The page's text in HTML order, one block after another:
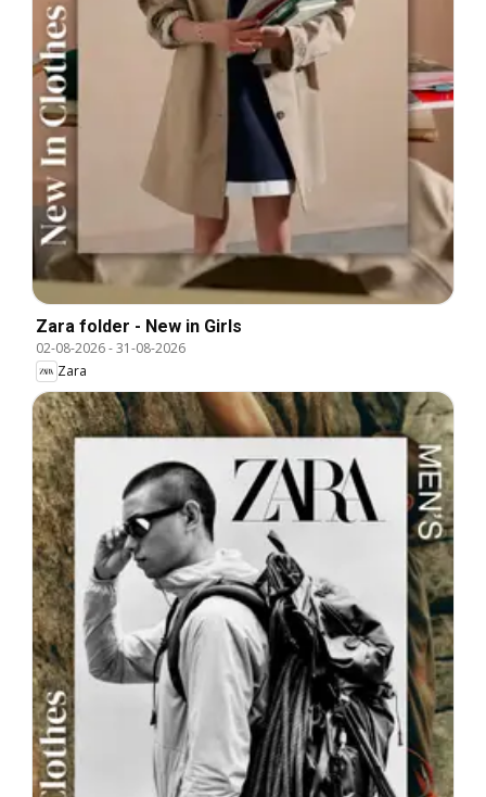
Zara folder - New in Girls
02-08-2026-31-08-2026
Zara